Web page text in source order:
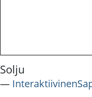
Solju
―